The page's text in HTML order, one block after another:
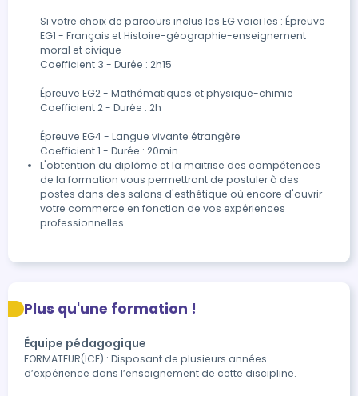
Si votre choix de parcours inclus les EG voici les : Épreuve
EG1 - Français et Histoire-géographie-enseignement
moral et civique
Coefficient 3 - Durée : 2h15
Épreuve EG2 - Mathématiques et physique-chimie
Coefficient 2 - Durée : 2h
Épreuve EG4 - Langue vivante étrangère
Coefficient 1 - Durée : 20min
L'obtention du diplôme et la maitrise des compétences
de la formation vous permettront de postuler à des
postes dans des salons d'esthétique où encore d'ouvrir
votre commerce en fonction de vos expériences
professionnelles.
Plus qu'une formation !
Équipe pédagogique
FORMATEUR(ICE) : Disposant de plusieurs années
d’expérience dans l’enseignement de cette discipline.